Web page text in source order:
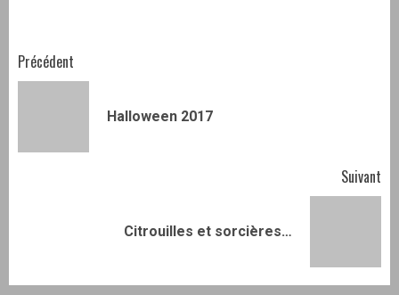
Navigation
Précédent
Halloween 2017
Suivant
Citrouilles et sorcières…